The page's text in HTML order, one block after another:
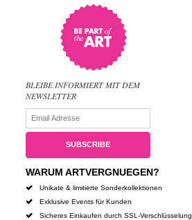
BLEIBE INFORMIERT MIT DEM
NEWSLETTER
WARUM ARTVERGNUEGEN?
Unikate & limitierte Sonderkollektionen
Exklusive Events für Kunden
Sicheres Einkaufen durch SSL-Verschlüsselung